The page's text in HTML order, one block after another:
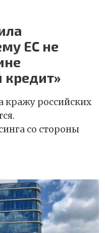
ЕС не
кражу российских
со стороны